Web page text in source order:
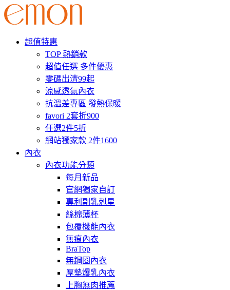
超值特惠
TOP 熱銷款
超值任選 多件優惠
零碼出清99起
涼感透氣內衣
抗溫差專區 發熱保暖
favori 2套折900
任選2件5折
網站獨家款 2件1600
內衣
內衣功能分類
每月新品
官網獨家自訂
專利副乳剋星
絲棉薄杯
包覆機能內衣
無痕內衣
BraTop
無鋼圈內衣
厚墊爆乳內衣
上胸無肉推薦